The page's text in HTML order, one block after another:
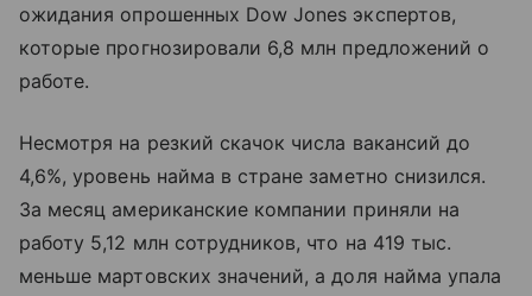
ожидания опрошенных Dow Jones экспертов,
которые прогнозировали 6,8 млн предложений о
работе.
Несмотря на резкий скачок числа вакансий до
4,6%, уровень найма в стране заметно снизился.
За месяц американские компании приняли на
работу 5,12 млн сотрудников, что на 419 тыс.
меньше мартовских значений, а доля найма упала